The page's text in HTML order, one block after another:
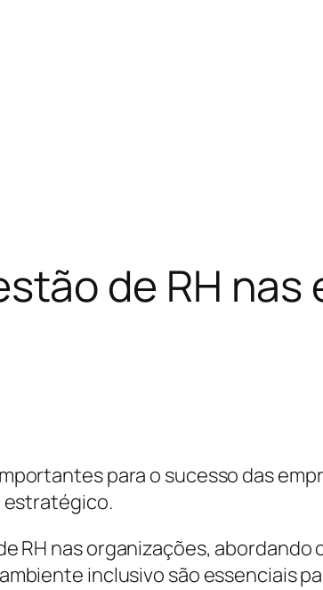
de RH nas
para o sucesso das
estratégico.
RH nas organizações,
inclusivo são essenciais